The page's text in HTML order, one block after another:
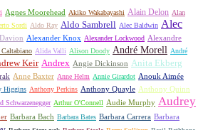
Agnes Moorehead Akiko Wakabayashi Alain Delon Alan
Sordi Aldo Ray Aldo Sambrell Alec Baldwin Alec
Alexander Knox Alexander Lockwood Alexandre
Alida Valli Alison Doody André Morell André
Keir Andrex Angie Dickinson Anita Ekberg
Anne Baxter Anne Helm Annie Girardot Anouk Aimée
Higgins Anthony Perkins Anthony Quayle Anthony Quinn
Schwarzenegger Arthur O'Connell Audie Murphy Audrey
Barbara Bach Barbara Bates Barbara Carrera Barbara